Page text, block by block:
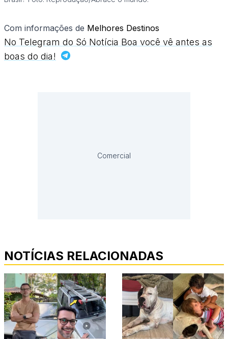
Com informações de Melhores Destinos
No Telegram do Só Notícia Boa você vê antes as
boas do dia!
Comercial
NOTÍCIAS RELACIONADAS